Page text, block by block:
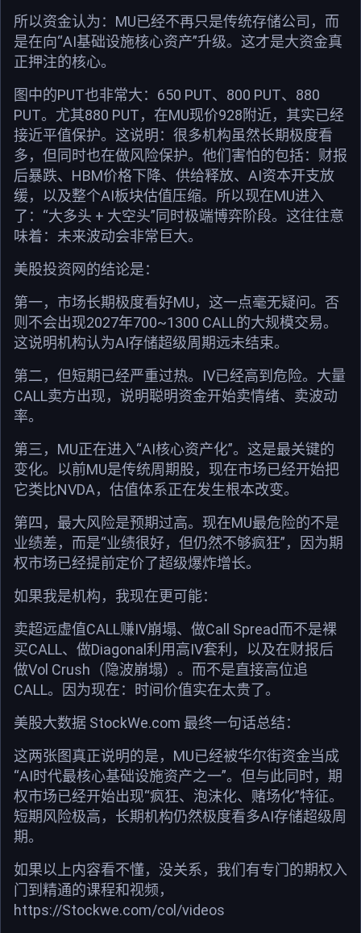
所以资金认为：MU已经不再只是传统存储公司，而
是在向“AI基础设施核心资产”升级。这才是大资金真
正押注的核心。
图中的PUT也非常大：650 PUT、800 PUT、880
PUT。尤其880 PUT，在MU现价928附近，其实已经
接近平值保护。这说明：很多机构虽然长期极度看
多，但同时也在做风险保护。他们害怕的包括：财报
后暴跌、HBM价格下降、供给释放、AI资本开支放
缓，以及整个AI板块估值压缩。所以现在MU进入
了：“大多头 + 大空头”同时极端博弈阶段。这往往意
味着：未来波动会非常巨大。
美股投资网的结论是：
第一，市场长期极度看好MU，这一点毫无疑问。否
则不会出现2027年700~1300 CALL的大规模交易。
这说明机构认为AI存储超级周期远未结束。
第二，但短期已经严重过热。IV已经高到危险。大量
CALL卖方出现，说明聪明资金开始卖情绪、卖波动
率。
第三，MU正在进入“AI核心资产化”。这是最关键的
变化。以前MU是传统周期股，现在市场已经开始把
它类比NVDA，估值体系正在发生根本改变。
第四，最大风险是预期过高。现在MU最危险的不是
业绩差，而是“业绩很好，但仍然不够疯狂”，因为期
权市场已经提前定价了超级爆炸增长。
如果我是机构，我现在更可能：
卖超远虚值CALL赚IV崩塌、做Call Spread而不是裸
买CALL、做Diagonal利用高IV套利，以及在财报后
做Vol Crush（隐波崩塌）。而不是直接高位追
CALL。因为现在：时间价值实在太贵了。
美股大数据 StockWe.com 最终一句话总结：
这两张图真正说明的是，MU已经被华尔街资金当成
“AI时代最核心基础设施资产之一”。但与此同时，期
权市场已经开始出现“疯狂、泡沫化、赌场化”特征。
短期风险极高，长期机构仍然极度看多AI存储超级周
期。
如果以上内容看不懂，没关系，我们有专门的期权入
门到精通的课程和视频，
https://Stockwe.com/col/videos